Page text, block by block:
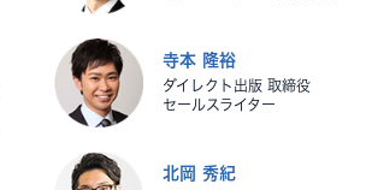
寺本 隆裕
ダイレクト出版 取締役
セールスライター
北岡 秀紀